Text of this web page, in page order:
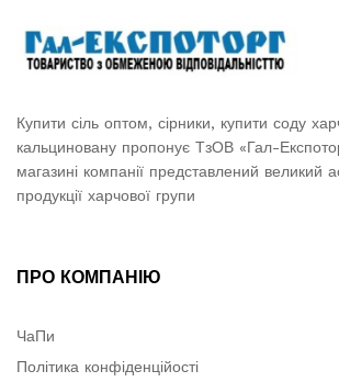
Купити сіль оптом, сірники, купити соду
кальциновану пропонує ТзОВ «Гал-
магазині компанії представлений великий
продукції харчової групи
ПРО КОМПАНІЮ
ЧаПи
Політика конфіденційості